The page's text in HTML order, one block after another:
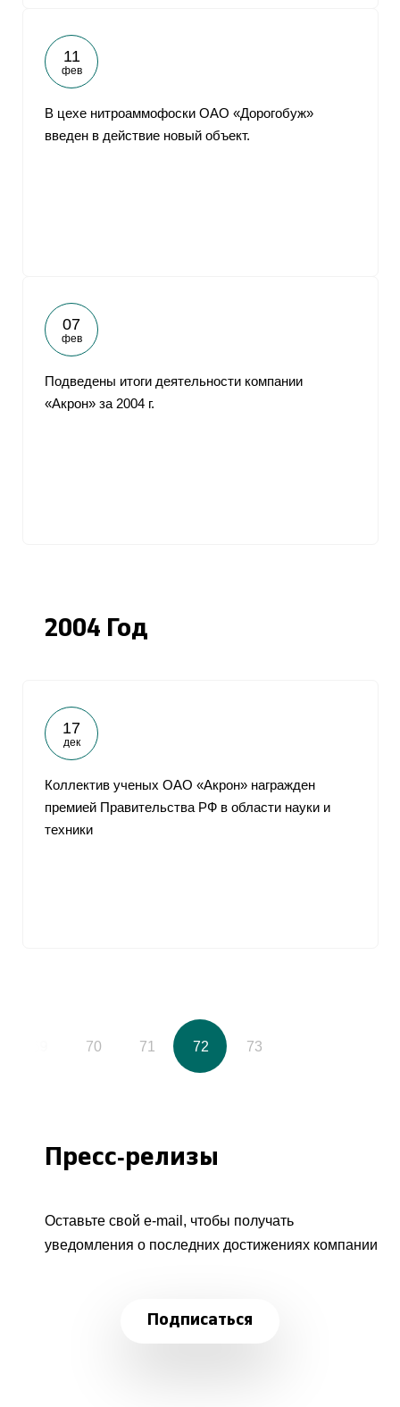
11
фев
В цехе нитроаммофоски ОАО «Дорогобуж»
введен в действие новый объект.
07
фев
Подведены итоги деятельности компании
«Акрон» за 2004 г.
2004 Год
17
дек
Коллектив ученых ОАО «Акрон» награжден
премией Правительства РФ в области науки и
техники
70 71 72 73
Пресс-релизы
Оставьте свой e-mail, чтобы получать
уведомления о последних достижениях компании
Подписаться